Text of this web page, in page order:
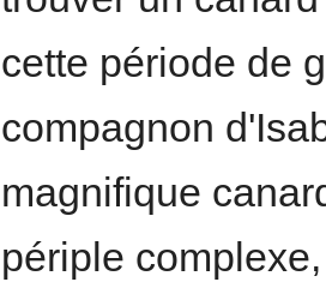
cette période de
compagnon
magnifique
périple